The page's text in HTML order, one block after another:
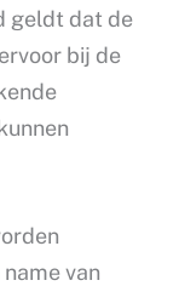
geldt dat de
bij de
van